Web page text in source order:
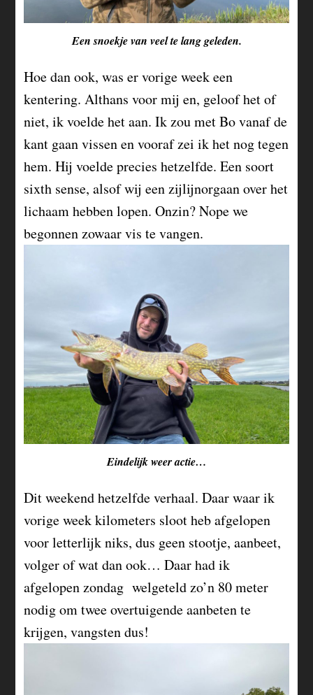
Een snoekje van veel te lang geleden.
Hoe dan ook, was er vorige week een
kentering. Althans voor mij en, geloof het of
niet, ik voelde het aan. Ik zou met Bo vanaf de
kant gaan vissen en vooraf zei ik het nog tegen
hem. Hij voelde precies hetzelfde. Een soort
sixth sense, alsof wij een zijlijnorgaan over het
lichaam hebben lopen. Onzin? Nope we
begonnen zowaar vis te vangen.
Eindelijk weer actie…
Dit weekend hetzelfde verhaal. Daar waar ik
vorige week kilometers sloot heb afgelopen
voor letterlijk niks, dus geen stootje, aanbeet,
volger of wat dan ook… Daar had ik
afgelopen zondag welgeteld zo’n 80 meter
nodig om twee overtuigende aanbeten te
krijgen, vangsten dus!